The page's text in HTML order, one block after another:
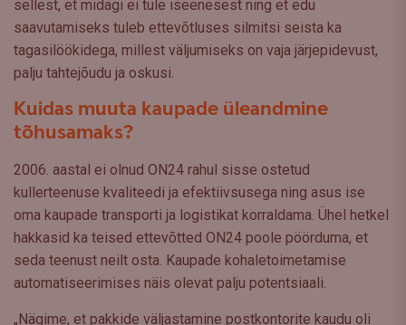
sellest, et midagi ei tule iseenesest ning et edu
saavutamiseks tuleb ettevõtluses silmitsi seista ka
tagasilöökidega, millest väljumiseks on vaja järjepidevust,
palju tahtejõudu ja oskusi.
Kuidas muuta kaupade üleandmine
tõhusamaks?
2006. aastal ei olnud ON24 rahul sisse ostetud
kullerteenuse kvaliteedi ja efektiivsusega ning asus ise
oma kaupade transporti ja logistikat korraldama. Ühel hetkel
hakkasid ka teised ettevõtted ON24 poole pöörduma, et
seda teenust neilt osta. Kaupade kohaletoimetamise
automatiseerimises näis olevat palju potentsiaali.
„Nägime, et pakkide väljastamine postkontorite kaudu oli